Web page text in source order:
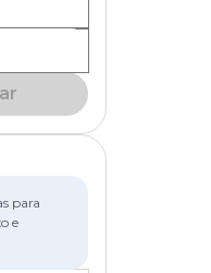
para
e